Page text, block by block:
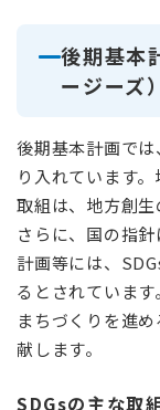
後期基本
ージーズ
後期基本計画で
り入れています
取組は、地方創生
さらに、国の指
計画等には、
るとされていま
まちづくりを進
献します。
SDGsの主な取